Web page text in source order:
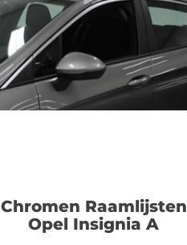
Chromen Raamlijsten
Opel Insignia A